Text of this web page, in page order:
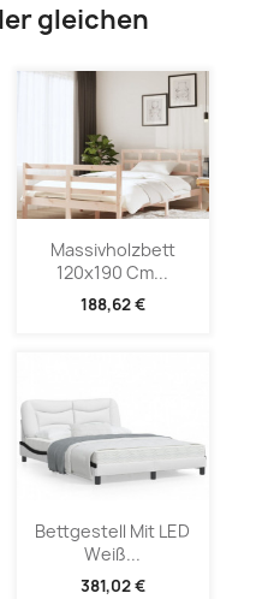
gleichen
Massivholzbett
120x190 Cm...
188,62 €
Bettgestell Mit LED
Weiß...
381,02 €